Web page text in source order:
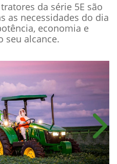
da série 5E são
as necessidades do dia
economia e
seu alcance.